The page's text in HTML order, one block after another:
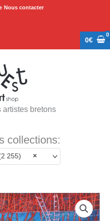
Nous contacter
0€
artistes bretons
collections:
×
255)